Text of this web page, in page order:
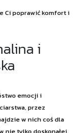
Ci poprawić komfort i
i
emocji i
przez
w nich coś dla